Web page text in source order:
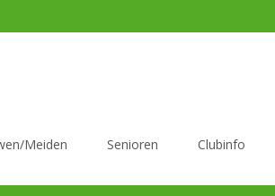
Meiden Senioren Clubinfo